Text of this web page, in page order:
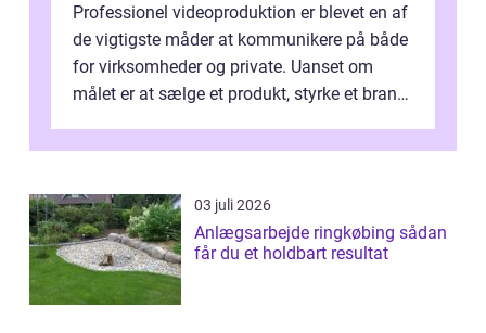
Professionel videoproduktion er blevet en af
de vigtigste måder at kommunikere på både
for virksomheder og private. Uanset om
målet er at sælge et produkt, styrke et brand,
03 juli 2026
Anlægsarbejde ringkøbing sådan
får du et holdbart resultat